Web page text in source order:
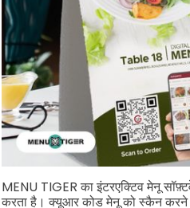
MENU TIGER का इंटरएक्टिव मेनू
करता है। क्यूआर कोड मेनू को स्कैन करने